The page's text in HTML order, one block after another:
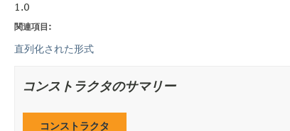
1.0
関連項目:
直列化された形式
コンストラクタのサマリー
コンストラクタ